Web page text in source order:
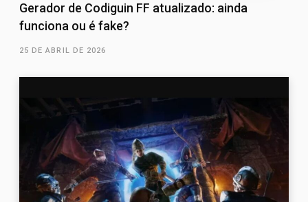
Gerador de Codiguin FF atualizado: ainda
funciona ou é fake?
25 DE ABRIL DE 2026